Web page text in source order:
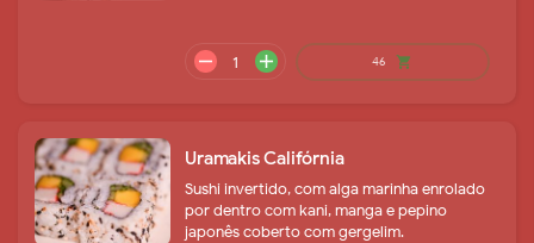
remove add 45
Uramakis Califórnia
Sushi invertido, com alga marinha enrolado
por dentro com kani, manga e pepino
japonês coberto com gergelim.